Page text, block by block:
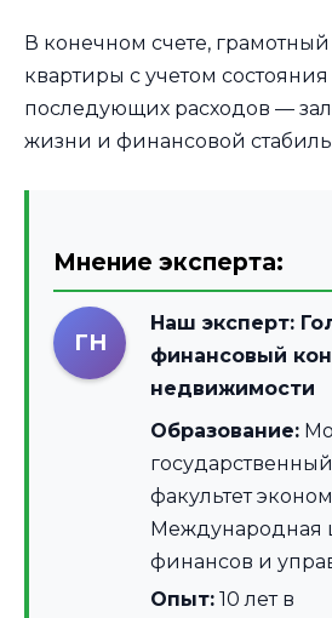
В конечном счете,
квартиры с учетом
последующих расходов —
жизни и финансовой
Мнение эксперта:
ГН
Наш эксперт:
финансовый
недвижимости
Образование:
факультет
Международная
финансов и
Опыт: 10 лет в